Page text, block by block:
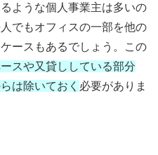
ような個人事業主は多いの
でもオフィスの一部を他の
ースもあるでしょう。この
スや又貸ししている部分
は除いておく 必要がありま